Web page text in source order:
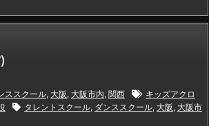
ススクール, 大阪, 大阪市内, 関西
キッズアクロ
タレントスクール, ダンススクール, 大阪, 大阪市